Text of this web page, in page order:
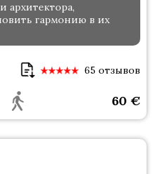
архитектора,
гармонию в их
65 отзывов
60 €